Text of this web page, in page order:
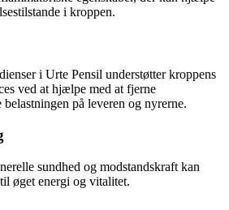
i kroppen.
i Urte Pensil understøtter kroppens
ved at hjælpe med at fjerne
på leveren og nyrerne.
sundhed og modstandskraft kan
øget energi og vitalitet.